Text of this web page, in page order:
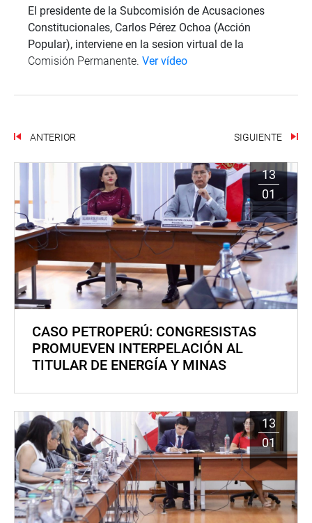
El presidente de la Subcomisión de Acusaciones
Constitucionales, Carlos Pérez Ochoa (Acción
Popular), interviene en la sesion virtual de la
Comisión Permanente. Ver vídeo
ANTERIOR SIGUIENTE
13
01
CASO PETROPERÚ: CONGRESISTAS
PROMUEVEN INTERPELACIÓN AL
TITULAR DE ENERGÍA Y MINAS
13
01